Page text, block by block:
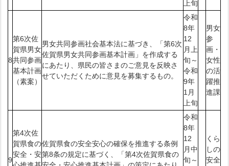
上旬
8
第6次佐
賀県男女
共同参画
基本計画
（素案）
男女共同参画社会基本法に基づき、「第6次
佐賀県男女共同参画基本計画」を作成する
にあたり、県民の皆さまのご意見を反映さ
せていただくために意見を募集するもの。
令和
8年
12
月上
旬～
令和
9年
1月
上旬
男女
参
画・
女性
の活
躍推
進課
9
第4次佐
賀県食の
安全・安
佐賀県食の安全安心の確保を推進する条例
第8条の規定に基づく、「第4次佐賀県食の
令和
8年
12
月中
旬～
くら
しの
安全